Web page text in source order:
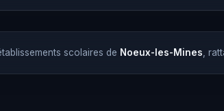
scolaires de Noeux-les-Mines ,